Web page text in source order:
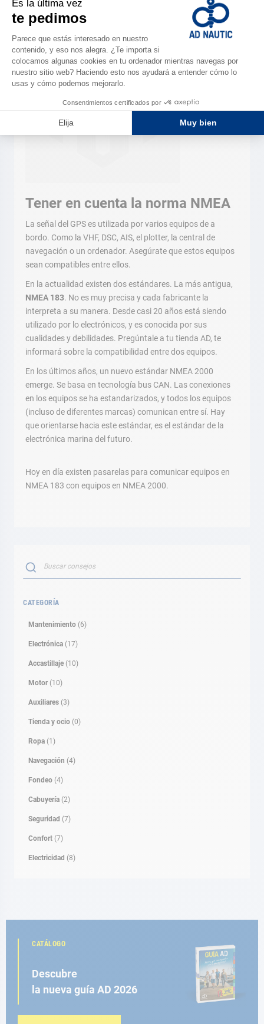
Loic, AD Rosas
Tener en cuenta la norma NMEA
La señal del GPS es utilizada por varios equipos de a
bordo. Como la VHF, DSC, AIS, el plotter, la central de
navegación o un ordenador. Asegúrate que estos equipos
sean compatibles entre ellos.
En la actualidad existen dos estándares. La más antigua,
NMEA 183. No es muy precisa y cada fabricante la
interpreta a su manera. Desde casi 20 años está siendo
utilizado por lo electrónicos, y es conocida por sus
cualidades y debilidades. Pregúntale a tu tienda AD, te
informará sobre la compatibilidad entre dos equipos.
En los últimos años, un nuevo estándar NMEA 2000
emerge. Se basa en tecnología bus CAN. Las conexiones
en los equipos se ha estandarizados, y todos los equipos
(incluso de diferentes marcas) comunican entre sí. Hay
que orientarse hacia este estándar, es el estándar de la
electrónica marina del futuro.
Hoy en día existen pasarelas para comunicar equipos en
NMEA 183 con equipos en NMEA 2000.
BUSCAR
CATEGORÍA
Mantenimiento (6)
Electrónica (17)
Accastillaje (10)
Motor (10)
Auxiliares (3)
Tienda y ocio (0)
Ropa (1)
Navegación (4)
Fondeo (4)
Cabuyería (2)
Seguridad (7)
Confort (7)
Electricidad (8)
CATÁLOGO
Descubre
la nueva guía AD 2026